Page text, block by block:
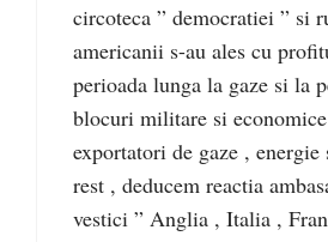
circoteca ” democratiei ” si
americanii s-au ales cu
perioada lunga la gaze si la
blocuri militare si
exportatori de gaze ,
rest , deducem reactia
vestici ” Anglia , Italia ,